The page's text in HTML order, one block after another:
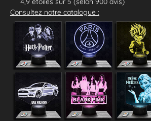
Consultez notre catalogue :